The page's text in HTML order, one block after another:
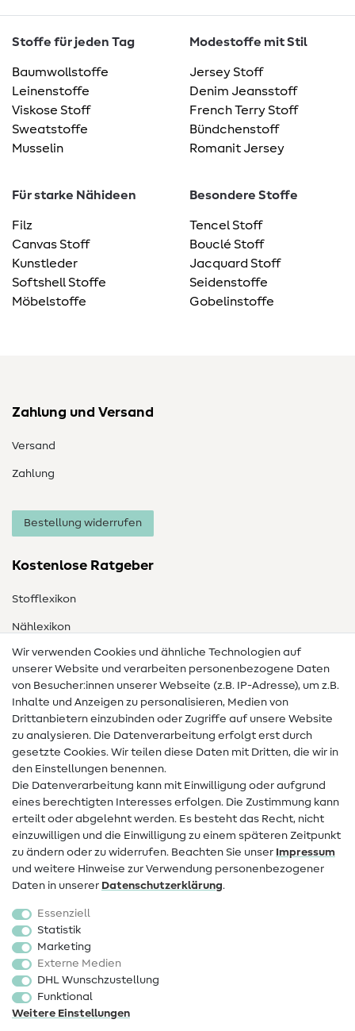
Stoffe für jeden Tag
Baumwollstoffe
Leinenstoffe
Viskose Stoff
Sweatstoffe
Musselin
Modestoffe mit Stil
Jersey Stoff
Denim Jeansstoff
French Terry Stoff
Bündchenstoff
Romanit Jersey
Für starke Nähideen
Filz
Canvas Stoff
Kunstleder
Softshell Stoffe
Möbelstoffe
Besondere Stoffe
Tencel Stoff
Bouclé Stoff
Jacquard Stoff
Seidenstoffe
Gobelinstoffe
Zahlung und Versand
Versand
Zahlung
Bestellung widerrufen
Kostenlose Ratgeber
Stofflexikon
Nählexikon
Nähanleitungen
Hilfe & Kontakt
Kontakt
Infos zum Betreiberwechsel
FAQ
Widerrufsrecht
Beliebt
Stoffe
Sale
Schnittmuster
Wir verwenden Cookies und ähnliche Technologien auf
unserer Website und verarbeiten personenbezogene Daten
von Besucher:innen unserer Webseite (z.B. IP-Adresse), um z.B.
Inhalte und Anzeigen zu personalisieren, Medien von
Drittanbietern einzubinden oder Zugriffe auf unsere Website
zu analysieren. Die Datenverarbeitung erfolgt erst durch
gesetzte Cookies. Wir teilen diese Daten mit Dritten, die wir in
den Einstellungen benennen.
Die Datenverarbeitung kann mit Einwilligung oder aufgrund
eines berechtigten Interesses erfolgen. Die Zustimmung kann
erteilt oder abgelehnt werden. Es besteht das Recht, nicht
einzuwilligen und die Einwilligung zu einem späteren Zeitpunkt
zu ändern oder zu widerrufen. Beachten Sie unser Impressum
und weitere Hinweise zur Verwendung personenbezogener
Daten in unserer Daten­schutz­erklärung.
Essenziell
Statistik
Marketing
Externe Medien
DHL Wunschzustellung
Funktional
Weitere Einstellungen